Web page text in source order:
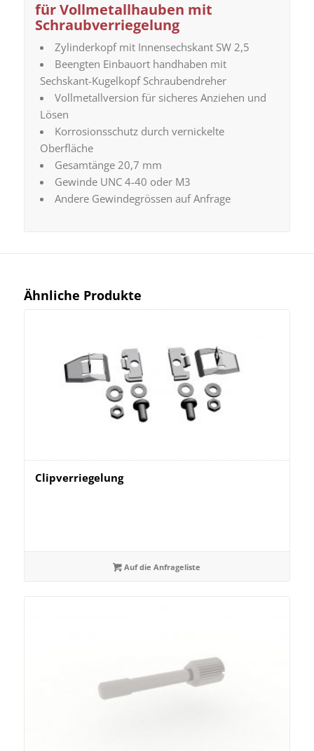
für Vollmetallhauben mit
Schraubverriegelung
Zylinderkopf mit Innensechskant SW 2,5
Beengten Einbauort handhaben mit
Sechskant-Kugelkopf Schraubendreher
Vollmetallversion für sicheres Anziehen und
Lösen
Korrosionsschutz durch vernickelte
Oberfläche
Gesamtänge 20,7 mm
Gewinde UNC 4-40 oder M3
Andere Gewindegrössen auf Anfrage
Ähnliche Produkte
Clipverriegelung
Auf die Anfrageliste